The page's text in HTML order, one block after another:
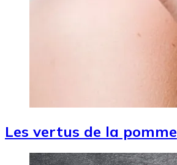
Les vertus de la pomme
Image